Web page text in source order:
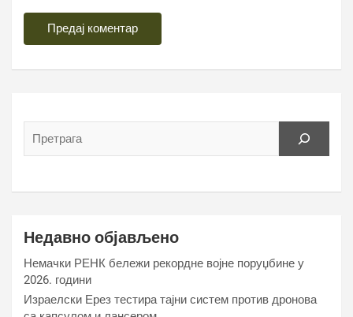
Недавно објављено
Немачки РЕНК бележи рекордне војне поруџбине у
2026. години
Израелски Ерез тестира тајни систем против дронова